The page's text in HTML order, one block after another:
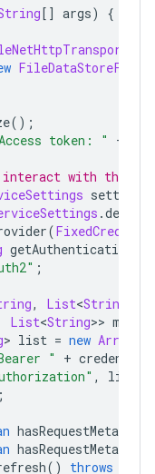
[] args)
{
();
token: " +
with the
settings
.
(
;
, List<String
List<String>> map
> list = new
" + credential
, list
;
hasRequestMetadata
() throws